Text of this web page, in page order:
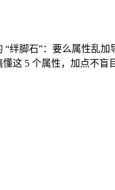
绊脚石”：要么属性乱
这 5 个属性，加点不